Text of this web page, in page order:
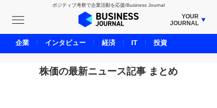
ポジティブ考察で企業活動を応援/Business Journal
YOUR
JOURNAL
BUSINESS JOURNAL
UNICORN JOURNAL
CARBON CREDITS JOURNAL
株価の最新ニュース記事 まとめ
企業 インタビュー 経済 IT 投資